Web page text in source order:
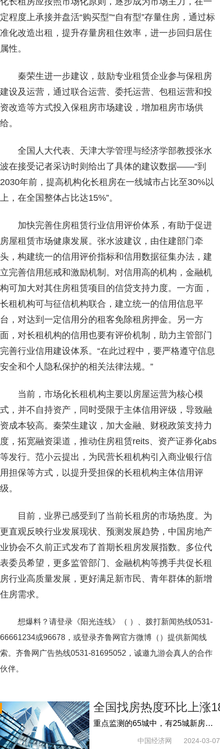
定程度上承接并盘活“购买型”“自有型”存量住房，通过标
准化改造出租，提升存量房租住效率，进一步回归居住
属性。
秦荣生进一步建议，鼓励专业租赁企业参与保租房
建设及运营，通过联合运营、委托运营、包租运营和投
资改造等方式投入保租房市场建设，增加租房市场供
给。
全国人大代表、天津大学管理与经济学部教授张水
波在接受记者采访时则给出了具体的建议数据——“到
2030年前，提高机构化长租房在一线城市占比至30%以
上，在全国整体占比达15%”。
加快完善住房租赁行业信用评价体系，有助于促进
房屋租赁市场健康发展。张水波建议，由住建部门牵
头，构建统一的信用评价指标和信用数据征集办法，建
立完善信用惩戒和激励机制。对信用高的机构，金融机
构可加大对其住房租赁项目的信贷支持力度。一方面，
长租机构可与征信机构联合，建立统一的信用信息平
台，对达到一定信用分的租客免除租房押金。另一方
面，对长租机构的信用也要有评价机制，助力主管部门
完善行业信用建设体系。“在此过程中，要严格遵守信息
安全和个人隐私保护的相关法律法规。”
当前，市场化长租机构主要以房屋运营为核心模
式，并不自持资产，同时受限于主体信用评级，导致融
资成本较高。秦荣生建议，加大金融、财税政策支持力
度，拓宽融资渠道，推动住房租赁reits、资产证券化abs
等发行。范小云提出，为民营长租机构引入商业银行信
用担保等方式，以提升受担保的长租机构主体信用评
级。
目前，业界已感受到了当前长租房的市场热度。为
更直观反映行业发展现状、预测发展趋势，中国房地产
业协会不久前正式发布了首期长租房发展指数。多位代
表委员希望，更多监管部门、金融机构等携手共促长租
房行业高质量发展，更好满足新市民、青年群体的新增
住房需求。
想爆料？请登录《阳光连线》（ ）、拨打新闻热线0531-
66661234或96678，或登录齐鲁网官方微博（）提供新闻线
索。齐鲁网广告热线0531-81695052 ，诚邀九游会真人的合作
伙伴。
全国找房热度环比上涨
重点监测的65城中，有25城新房价格环比上涨，有36城二手房挂牌均价环比上涨，购房者信心指数环比上涨4.3%，近4成经纪人认为3月二手房市场需...
中国经济网 2024-03-07